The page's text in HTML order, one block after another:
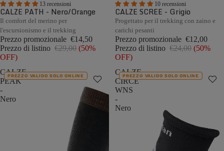
13 recensioni
CALZE PATH - Nero/Orange
Il comfort del merino per
l'escursionismo e il trekking
Prezzo promozionale €14,50
Prezzo di listino €29,00 (50%
OFF)
10 recensioni
CALZE SCREE - Grigio
Progettato per il trekking con zaino e
carichi pesanti
Prezzo promozionale €12,00
Prezzo di listino €24,00 (50%
OFF)
CALZE
PEAK
-
Nero
PREZZO VALIDO SOLO ONLINE
CALZE
CIRCE
WNS
-
Nero
PREZZO VALIDO SOLO ONLINE